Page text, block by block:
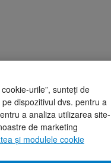
urile”, sunteți de
dispozitivul dvs. pentru a
a analiza utilizarea site-
de marketing
și modulele cookie